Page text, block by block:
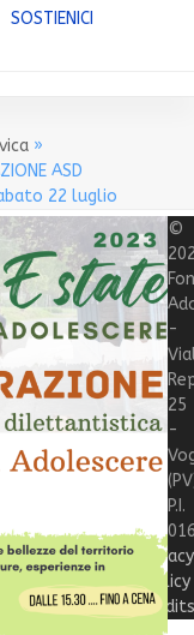
SOSTIENICI
»
ASD
22 luglio
©
-
25
-
P.I.
Privacy
Policy
Credits